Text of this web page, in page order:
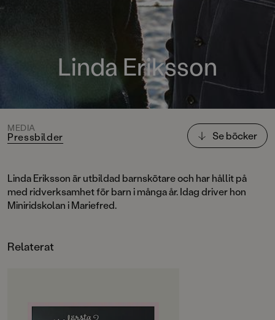
Linda Eriksson
MEDIA
Pressbilder Se böcker
Linda Eriksson är utbildad barnskötare och har hållit på
med ridverksamhet för barn i många år. Idag driver hon
Miniridskolan i Mariefred.
Relaterat
OM BOKEN